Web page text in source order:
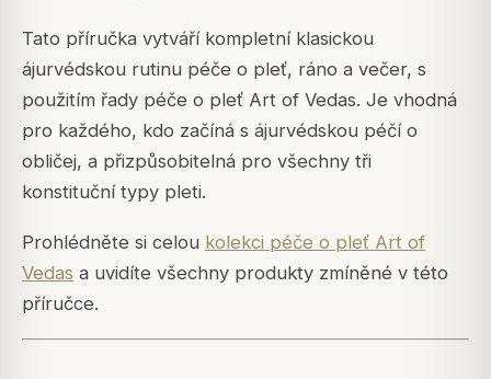
Tato příručka vytváří kompletní klasickou
ájurvédskou rutinu péče o pleť, ráno a večer, s
použitím řady péče o pleť Art of Vedas. Je vhodná
pro každého, kdo začíná s ájurvédskou péčí o
obličej, a přizpůsobitelná pro všechny tři
konstituční typy pleti.
Prohlédněte si celou kolekci péče o pleť Art of
Vedas a uvidíte všechny produkty zmíněné v této
příručce.